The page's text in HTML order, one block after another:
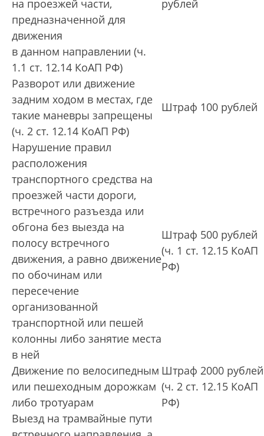
на проезжей части,
предназначенной для
движения
в данном направлении (ч.
1.1 ст. 12.14 КоАП РФ)
рублей
Разворот или движение
задним ходом в местах, где
такие маневры запрещены
(ч. 2 ст. 12.14 КоАП РФ)
Штраф 100 рублей
Нарушение правил
расположения
транспортного средства на
проезжей части дороги,
встречного разъезда или
обгона без выезда на
полосу встречного
движения, а равно движение
по обочинам или
пересечение
организованной
транспортной или пешей
колонны либо занятие места
в ней
Штраф 500 рублей
(ч. 1 ст. 12.15 КоАП
РФ)
Движение по велосипедным
или пешеходным дорожкам
либо тротуарам
Штраф 2000 рублей
(ч. 2 ст. 12.15 КоАП
РФ)
Выезд на трамвайные пути